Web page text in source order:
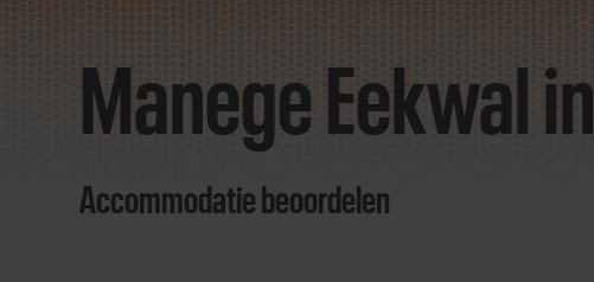
contentManege Eekwal
Accommodatie beoordelen